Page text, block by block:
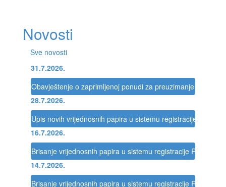
Novosti
Sve novosti
31.7.2026.
Obavještenje o zaprimljenoj ponudi za preuzimanje društva
28.7.2026.
Upis novih vrijednosnih papira u sistemu registracije Registra
16.7.2026.
Brisanje vrijednosnih papira u sistemu registracije Registra
14.7.2026.
Brisanje vrijednosnih papira u sistemu registracije Registra